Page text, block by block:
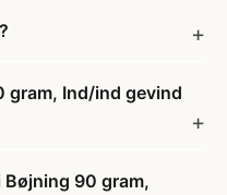
gram, Ind/ind gevind
90 gram,